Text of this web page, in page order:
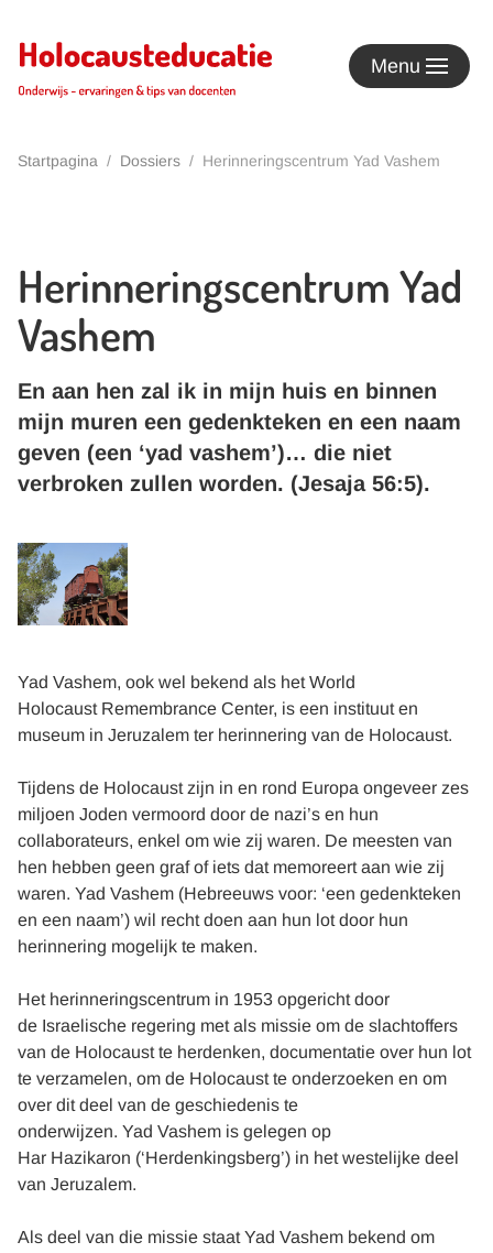
Terug naar hoofdinhoud Menu
Startpagina Dossiers Herinneringscentrum Yad Vashem
Herinneringscentrum Yad
Vashem
En aan hen zal ik in mijn huis en binnen
mijn muren een gedenkteken en een naam
geven (een ‘yad vashem’)… die niet
verbroken zullen worden. (Jesaja 56:5).
Yad Vashem, ook wel bekend als het World
Holocaust Remembrance Center, is een instituut en
museum in Jeruzalem ter herinnering van de Holocaust.
Tijdens de Holocaust zijn in en rond Europa ongeveer zes
miljoen Joden vermoord door de nazi’s en hun
collaborateurs, enkel om wie zij waren. De meesten van
hen hebben geen graf of iets dat memoreert aan wie zij
waren. Yad Vashem (Hebreeuws voor: ‘een gedenkteken
en een naam’) wil recht doen aan hun lot door hun
herinnering mogelijk te maken.
Het herinneringscentrum in 1953 opgericht door
de Israelische regering met als missie om de slachtoffers
van de Holocaust te herdenken, documentatie over hun lot
te verzamelen, om de Holocaust te onderzoeken en om
over dit deel van de geschiedenis te
onderwijzen. Yad Vashem is gelegen op
Har Hazikaron (‘Herdenkingsberg’) in het westelijke deel
van Jeruzalem.
Als deel van die missie staat Yad Vashem bekend om